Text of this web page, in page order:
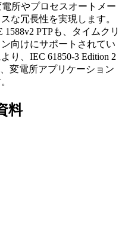
所やプロセスオートメー
な冗長性を実現します。
PTPも、タイムクリ
向けにサポートされてい
り、IEC 61850-3 Edition 2
変電所アプリケーション
料